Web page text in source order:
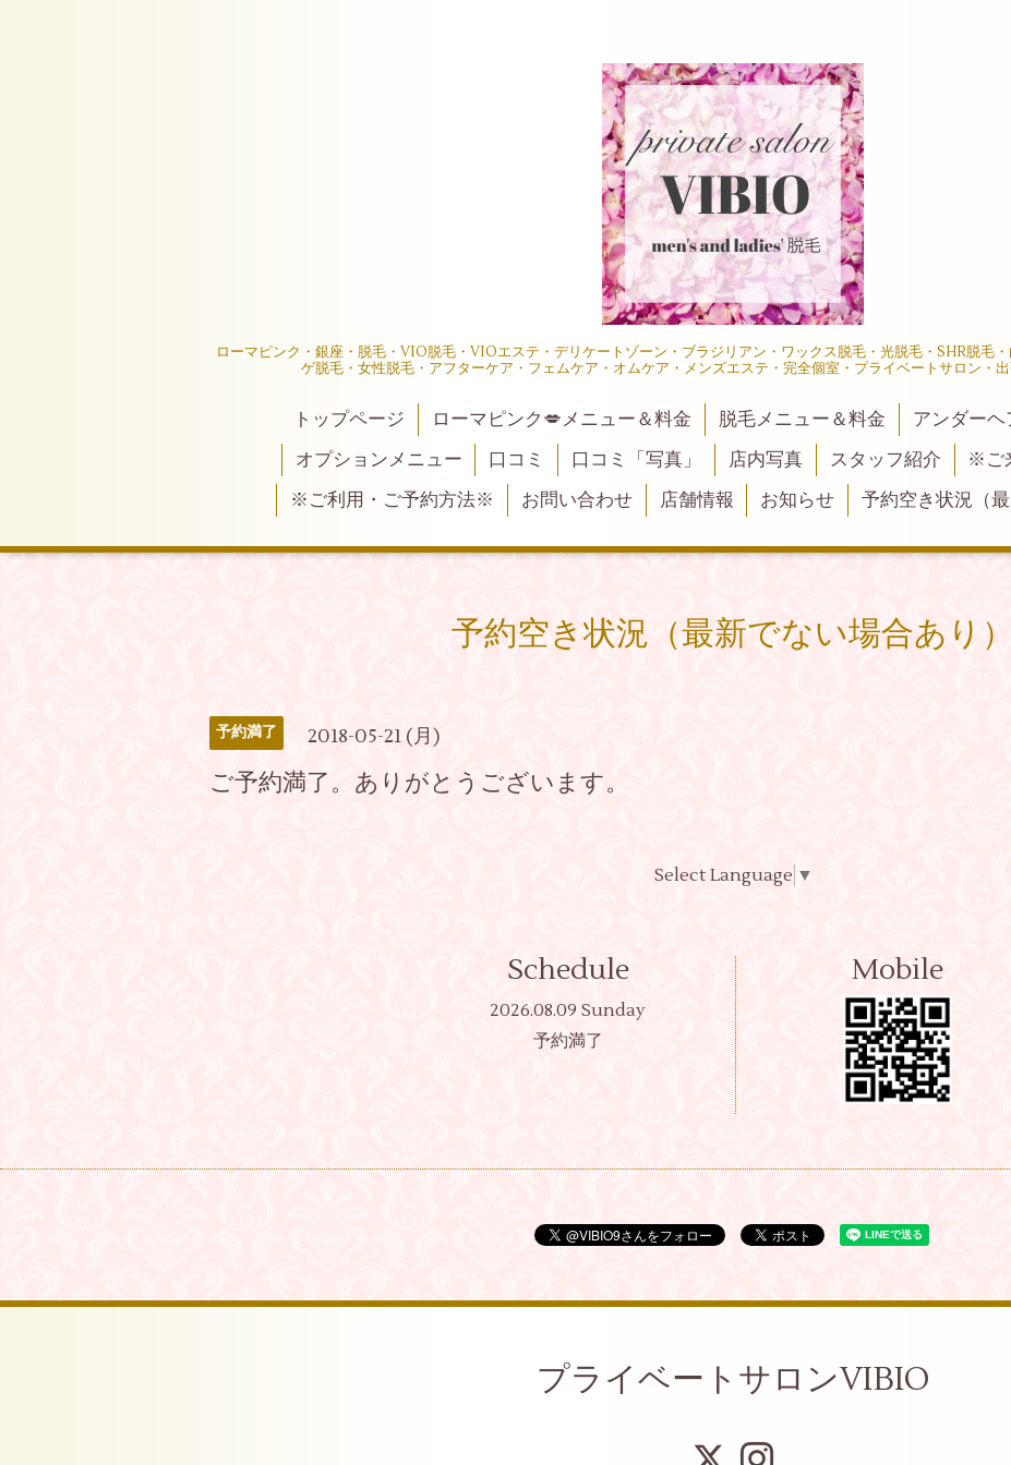
ローマピンク・銀座・脱毛・VIO脱毛・VIOエステ・デリケートゾーン・ブラジリアン・ワックス脱毛・光脱毛・SHR脱毛
ゲ脱毛・女性脱毛・アフターケア・フェムケア・オムケア・メンズエステ・完全個室・プライベートサロン・
トップページ ローマピンク💋メニュー＆料金 脱毛メニュー＆料金
アンダー
オプションメニュー
口コミ 口コミ「写真」 店内写真 スタッフ紹介
※ご
※ご利用・ご予約方法※
お問い合わせ 店舗情報 お知らせ 予約空き状況（
予約空き状況（最新でない場合あり）
予約満了 2018-05-21 (月)
ご予約満了。ありがとうございます。
Select Language ▼
Schedule
2026.08.09 Sunday
予約満了
Mobile
プライベートサロンVIBIO